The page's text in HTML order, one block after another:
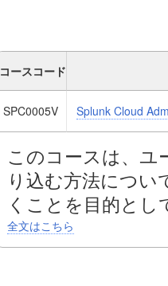
Enterprise Cloud
また、Splunk
クラウド環境の管
持に役立つスキ
コースコード
SPC0005V Splunk Cloud
このコースは、ユ
り込む方法につ
くことを目的とし
このコースでは、
全文はこちら